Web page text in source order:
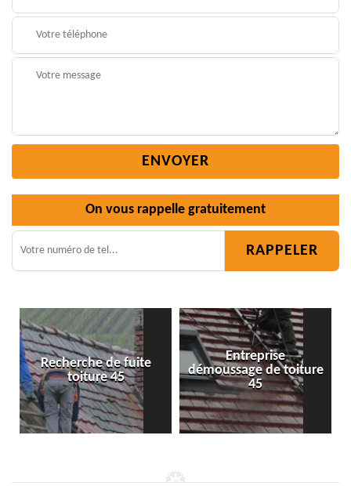
On vous rappelle gratuitement
fuite
Entreprise
démoussage de toiture
45
Isolation toiture